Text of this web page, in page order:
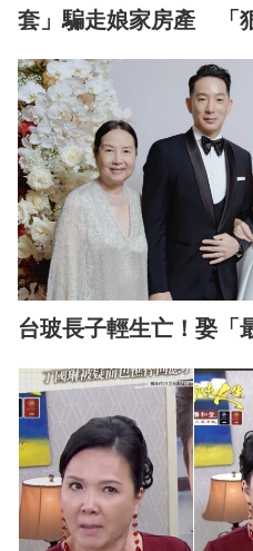
套」騙走娘家房產 「
台玻長子輕生亡！娶「